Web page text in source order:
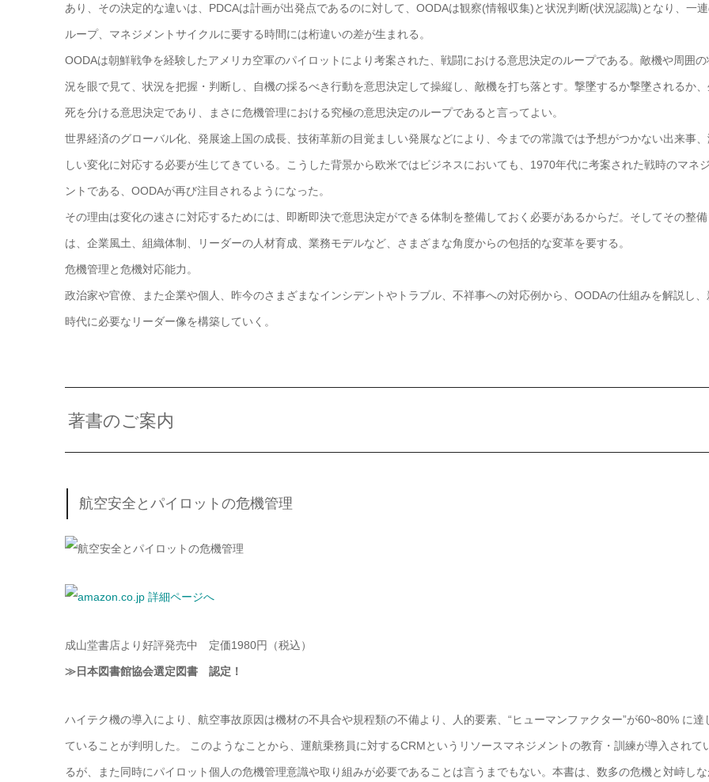
あり、その決定的な違いは、PDCAは計画が出発点であるのに対して、OODAは観察(情報収集)と状況判断(状況認識)となり、一
ループ、マネジメントサイクルに要する時間には桁違いの差が生まれる。
OODAは朝鮮戦争を経験したアメリカ空軍のパイロットにより考案された、戦闘における意思決定のループである。敵機や周囲の
況を眼で見て、状況を把握・判断し、自機の採るべき行動を意思決定して操縦し、敵機を打ち落とす。撃墜するか撃墜されるか、
死を分ける意思決定であり、まさに危機管理における究極の意思決定のループであると言ってよい。
世界経済のグローバル化、発展途上国の成長、技術革新の目覚ましい発展などにより、今までの常識では予想がつかない出来事、
しい変化に対応する必要が生じてきている。こうした背景から欧米ではビジネスにおいても、1970年代に考案された戦時のマネ
ントである、OODAが再び注目されるようになった。
その理由は変化の速さに対応するためには、即断即決で意思決定ができる体制を整備しておく必要があるからだ。そしてその整備
は、企業風土、組織体制、リーダーの人材育成、業務モデルなど、さまざまな角度からの包括的な変革を要する。
危機管理と危機対応能力。
政治家や官僚、また企業や個人、昨今のさまざまなインシデントやトラブル、不祥事への対応例から、OODAの仕組みを解説し、
時代に必要なリーダー像を構築していく。
著書のご案内
航空安全とパイロットの危機管理
成山堂書店より好評発売中 定価1980円（税込）
≫日本図書館協会選定図書 認定！
ハイテク機の導入により、航空事故原因は機材の不具合や規程類の不備より、人的要素、“ヒューマンファクター”が60~80% に達
ていることが判明した。 このようなことから、運航乗務員に対するCRMというリソースマネジメントの教育・訓練が導入されて
るが、また同時にパイロット個人の危機管理意識や取り組みが必要であることは言うまでもない。本書は、数多の危機と対峙し